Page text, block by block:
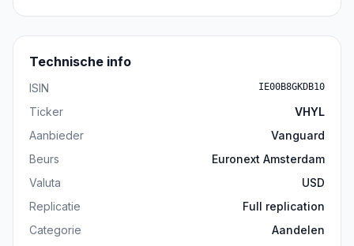
Technische info
ISIN IE00B8GKDB10
Ticker
VHYL
Aanbieder
Vanguard
Beurs
Euronext Amsterdam
Valuta
USD
Replicatie
Full replication
Categorie
Aandelen